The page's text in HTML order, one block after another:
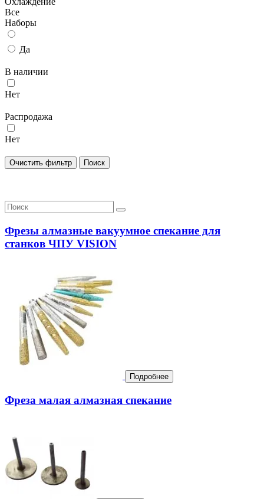
Все
Наборы
Да
В наличии
Нет
Распродажа
Нет
Фрезы алмазные вакуумное спекание для
станков ЧПУ VISION
Подробнее
Фреза малая алмазная спекание